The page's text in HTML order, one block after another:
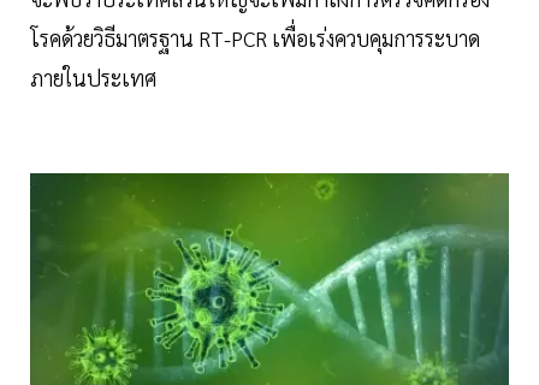
โรคด้วยวิธีมาตรฐาน RT-PCR เพื่อเร่งควบคุมการระบาด
ภายในประเทศ